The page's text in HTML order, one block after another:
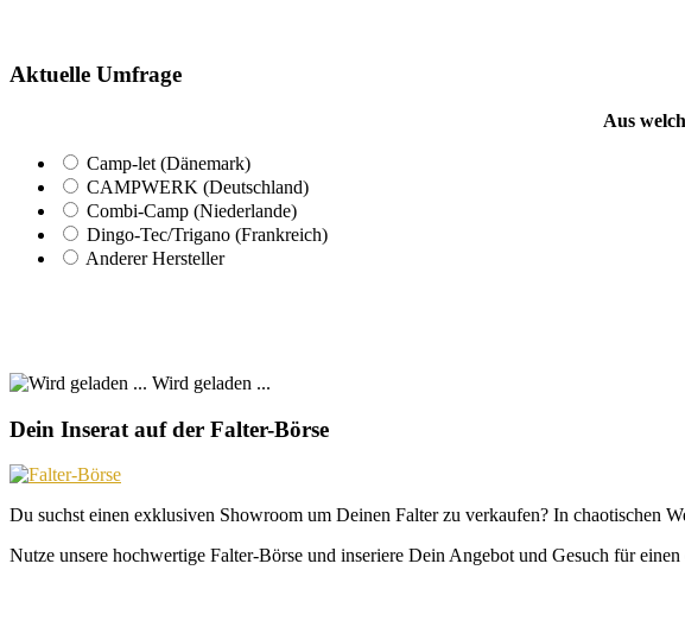
Aktuelle Umfrage
Aus
Camp-let (Dänemark)
CAMPWERK (Deutschland)
Combi-Camp (Niederlande)
Dingo-Tec/Trigano (Frankreich)
Anderer Hersteller
Wird geladen ...
Dein Inserat auf der Falter-Börse
Du suchst einen exklusiven Showroom um Deinen Falter zu verkaufen? In chaotischen
Nutze unsere hochwertige Falter-Börse und inseriere Dein Angebot und Gesuch für einen